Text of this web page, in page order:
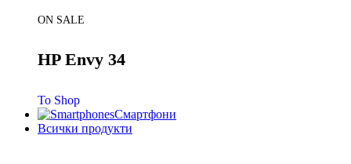
ON SALE
HP Envy 34
To Shop
Смартфони
Всички продукти